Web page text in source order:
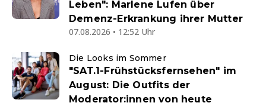
Leben": Marlene Lufen über
Demenz-Erkrankung ihrer Mutter
07.08.2026 • 12:52 Uhr
Die Looks im Sommer
"SAT.1-Frühstücksfernsehen" im
August: Die Outfits der
Moderator:innen von heute